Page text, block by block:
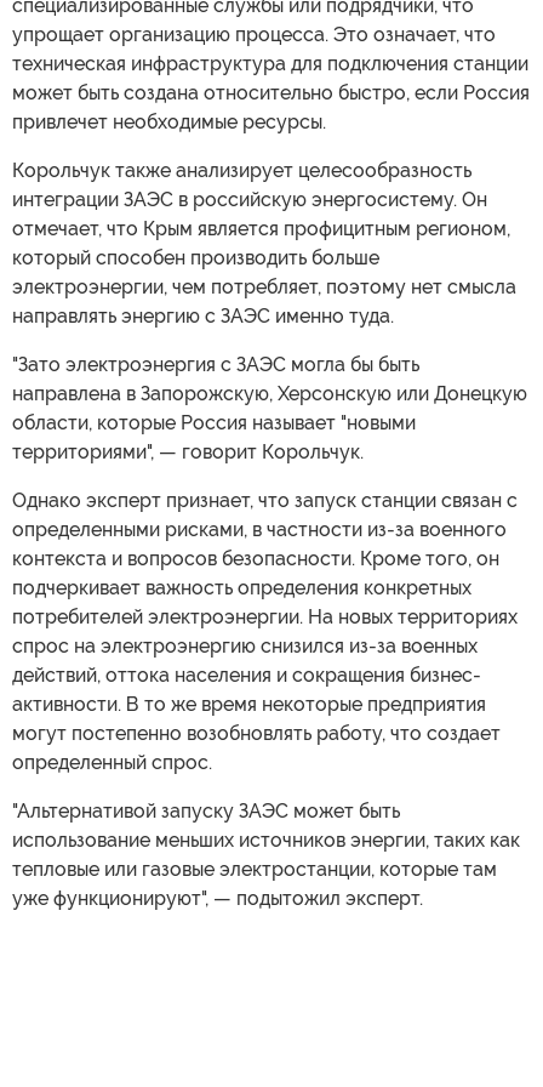
специализированные службы или подрядчики, что
упрощает организацию процесса. Это означает, что
техническая инфраструктура для подключения станции
может быть создана относительно быстро, если Россия
привлечет необходимые ресурсы.
Корольчук также анализирует целесообразность
интеграции ЗАЭС в российскую энергосистему. Он
отмечает, что Крым является профицитным регионом,
который способен производить больше
электроэнергии, чем потребляет, поэтому нет смысла
направлять энергию с ЗАЭС именно туда.
"Зато электроэнергия с ЗАЭС могла бы быть
направлена в Запорожскую, Херсонскую или Донецкую
области, которые Россия называет "новыми
территориями", — говорит Корольчук.
Однако эксперт признает, что запуск станции связан с
определенными рисками, в частности из-за военного
контекста и вопросов безопасности. Кроме того, он
подчеркивает важность определения конкретных
потребителей электроэнергии. На новых территориях
спрос на электроэнергию снизился из-за военных
действий, оттока населения и сокращения бизнес-
активности. В то же время некоторые предприятия
могут постепенно возобновлять работу, что создает
определенный спрос.
"Альтернативой запуску ЗАЭС может быть
использование меньших источников энергии, таких как
тепловые или газовые электростанции, которые там
уже функционируют", — подытожил эксперт.